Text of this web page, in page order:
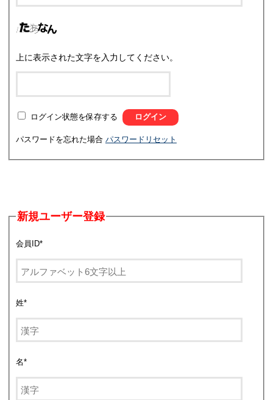
上に表示された文字を入力してください。
ログイン状態を保存する
パスワードを忘れた場合 パスワードリセット
新規ユーザー登録
会員ID*
姓*
名*